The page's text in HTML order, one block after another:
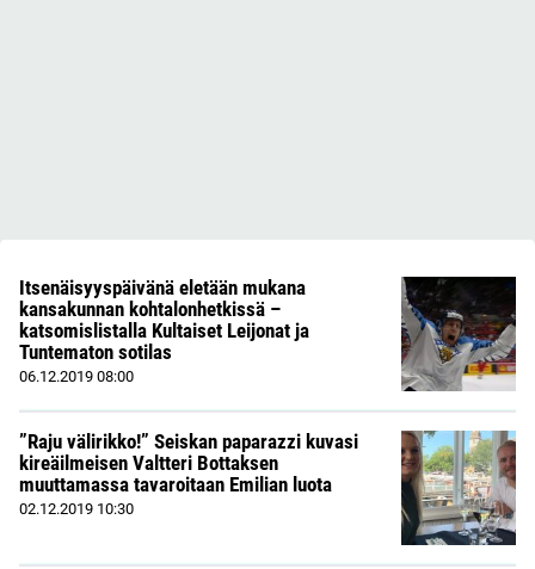
Itsenäisyyspäivänä eletään mukana
kansakunnan kohtalonhetkissä –
katsomislistalla Kultaiset Leijonat ja
Tuntematon sotilas
06.12.2019 08:00
”Raju välirikko!” Seiskan paparazzi kuvasi
kireäilmeisen Valtteri Bottaksen
muuttamassa tavaroitaan Emilian luota
02.12.2019 10:30